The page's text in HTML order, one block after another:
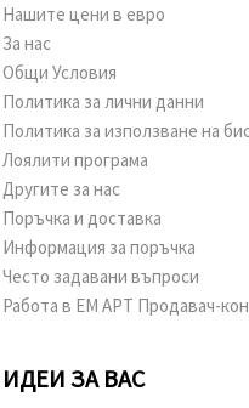
Нашите цени в евро
За нас
Общи Условия
Политика за лични данни
Политика за използване на
Лоялити програма
Другите за нас
Поръчка и доставка
Информация за поръчка
Често задавани въпроси
Работа в ЕМ АРТ Продавач-
ИДЕИ ЗА ВАС